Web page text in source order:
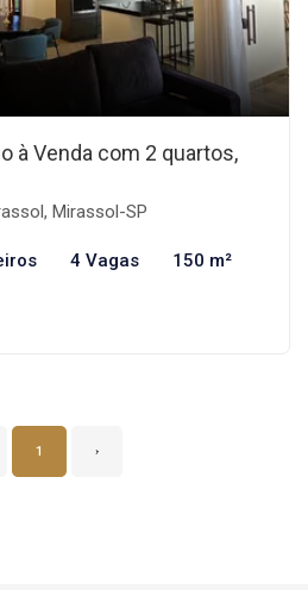
à Venda com 2 quartos,
Mirassol-SP
4 Vagas 150 m²
1 ›